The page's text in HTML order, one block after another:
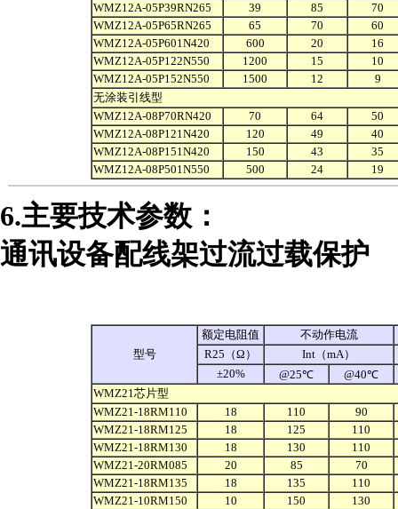
WMZ12A-05P39RN265
39 85
70
WMZ12A-05P65RN265
65 70
60
WMZ12A-05P601N420
600 20
16
WMZ12A-05P122N550
1200 15
10
WMZ12A-05P152N550
1500 12
9
无涂装引线型
WMZ12A-08P70RN420
70 64
50
WMZ12A-08P121N420
120 49
40
WMZ12A-08P151N420
150 43
35
WMZ12A-08P501N550
500 24 19
6.主要技术参数：
通讯设备配线架过流过载保护
型号
额定电阻值
不动作电流
R25（Ω）
Int（mA）
±20%
@25℃
@40℃
WMZ21芯片型
WMZ21-18RM110
18 110
90
WMZ21-18RM125
18 125
110
WMZ21-18RM130
18 130
110
WMZ21-20RM085
20 85
70
WMZ21-18RM135
18 135
110
WMZ21-10RM150
10 150
130